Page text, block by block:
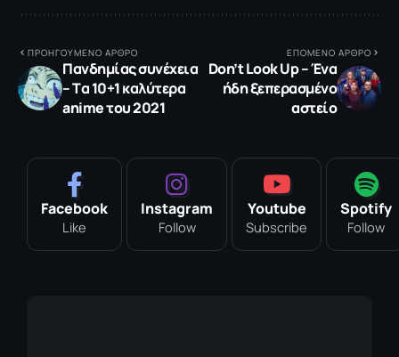
ΠΡΟΗΓΟΥΜΕΝΟ ΑΡΘΡΟ
Πανδημίας συνέχεια
– Tα 10+1 καλύτερα
anime του 2021
ΕΠΟΜΕΝΟ ΑΡΘΡΟ
Don’t Look Up – Ένα
ήδη ξεπερασμένο
αστείο
Facebook
Like
Instagram
Follow
Youtube
Subscribe
Spotify
Follow